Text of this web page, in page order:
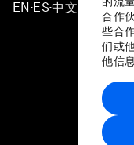
合作
些合
们或
他信
EN ▪ES▪中文▪ 日本語